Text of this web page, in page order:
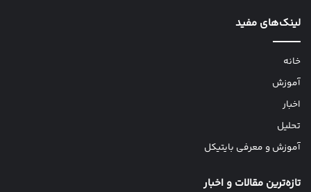
لینک‌های مفید
خانه
آموزش
اخبار
تحلیل
آموزش و معرفی بایتیکل
تازه‌ترین مقالات و اخبار